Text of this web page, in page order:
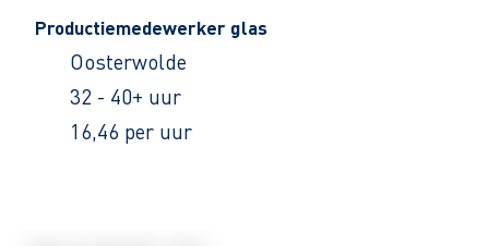
Productiemedewerker glas
Oosterwolde
32 - 40+ uur
16,46 per uur